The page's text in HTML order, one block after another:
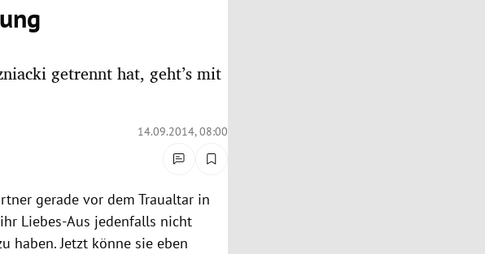
getrennt hat, geht’s mit
14.09.2014, 08:00
gerade vor demTraualtar in
Liebes-Aus jedenfalls nicht
haben. Jetzt könne sie eben